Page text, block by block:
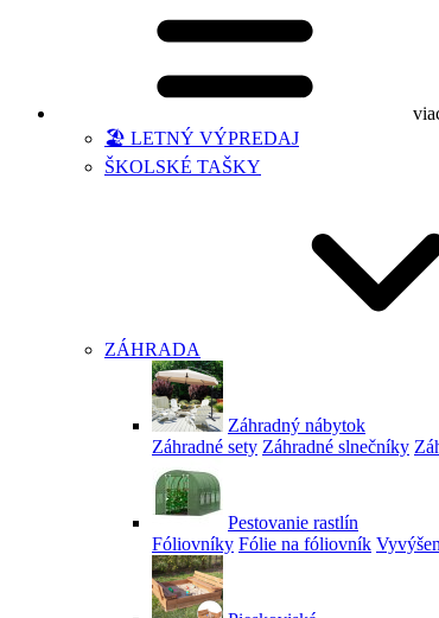
🏖️ LETNÝ VÝPREDAJ
ŠKOLSKÉ TAŠKY
ZÁHRADA
Záhradný nábytok
Záhradné sety Záhradné slnečníky
Pestovanie rastlín
Fóliovníky Fólie na fóliovník